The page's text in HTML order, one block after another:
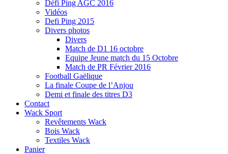
Défi Ping AGC 2016
Vidéos
Defi Ping 2015
Divers photos
Divers
Match de D1 16 octobre
Equipe Jeune match du 15 Octobre
Match de PR Février 2016
Football Gaëlique
La finale Coupe de l’Anjou
Demi et finale des titres D3
Contact
Wack Sport
Revêtements Wack
Bois Wack
Textiles Wack
Panier